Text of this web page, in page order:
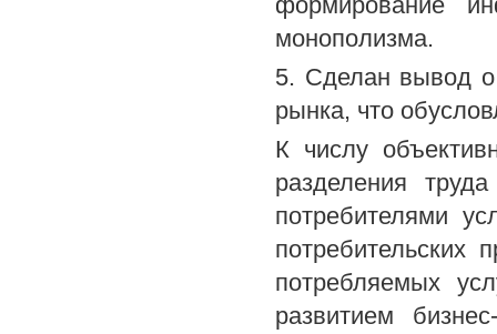
монополизма.
5. Сделан вывод о
рынка, что
К числу
разделения
потребителями
потребительских
потребляемых
развитием